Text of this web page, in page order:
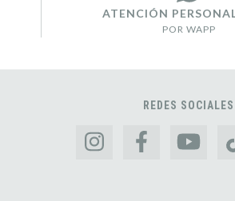
ATENCIÓN
POR WAPP
REDES SOCIALES